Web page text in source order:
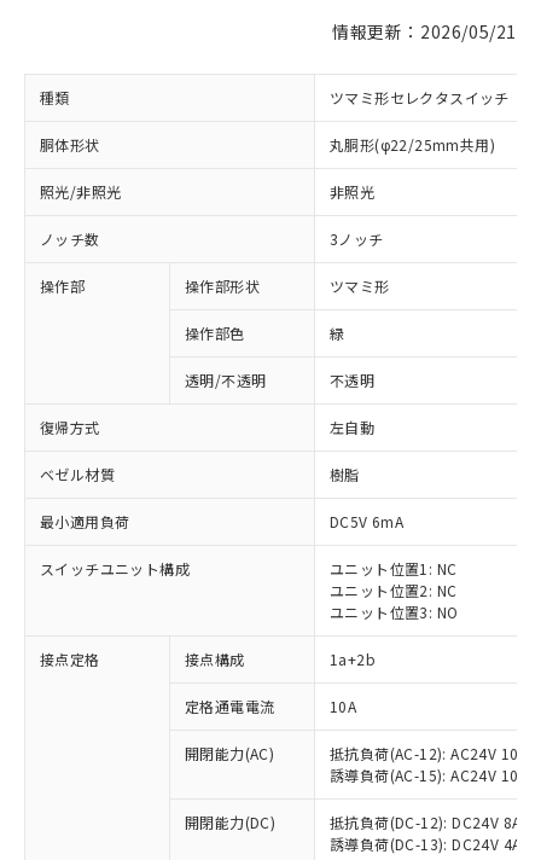
情報更新：2026/05/21
種類 ツマミ形セレクタスイッチ
胴体形状 丸胴形(φ22/25mm共用)
照光/非照光 非照光
ノッチ数 3ノッチ
操作部 操作部形状 ツマミ形
操作部色 緑
透明/不透明 不透明
復帰方式 左自動
ベゼル材質 樹脂
最小適用負荷 DC5V 6mA
スイッチユニット構成
ユニット位置1: NC
ユニット位置2: NC
ユニット位置3: NO
接点定格 接点構成 1a+2b
定格通電電流 10A
開閉能力(AC)
抵抗負荷(AC-12): AC24V 10A/
誘導負荷(AC-15): AC24V
開閉能力(DC)
抵抗負荷(DC-12): DC24V 8A/
誘導負荷(DC-13): DC24V 4A/
ご利用条件
対応済み：EU RoHS指令（10物質）の
非含有に対応した製品が提供可能な商品で
有に対応した製品に切り替える予定のある